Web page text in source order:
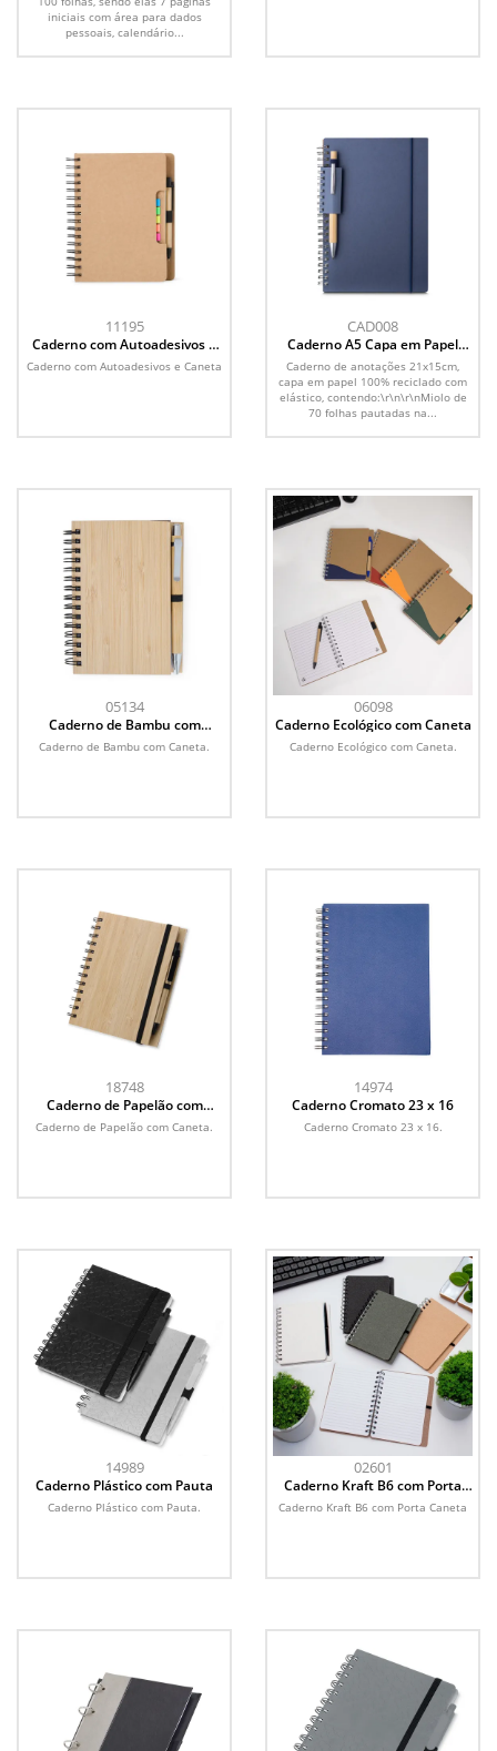
iniciais com área para dados
pessoais, calendário...
11195
Caderno com Autoadesivos e
Caneta
Caderno com Autoadesivos e Caneta
CAD008
Caderno A5 Capa em Papel
Reciclado
Caderno de anotações 21x15cm,
capa em papel 100% reciclado com
elástico, contendo:\r\n\r\nMiolo de
70 folhas pautadas na...
05134
Caderno de Bambu com
Caneta
Caderno de Bambu com Caneta.
06098
Caderno Ecológico com Caneta
Caderno Ecológico com Caneta.
18748
Caderno de Papelão com
Caneta
Caderno de Papelão com Caneta.
14974
Caderno Cromato 23 x 16
Caderno Cromato 23 x 16.
14989
Caderno Plástico com Pauta
Caderno Plástico com Pauta.
02601
Caderno Kraft B6 com Porta
Caneta
Caderno Kraft B6 com Porta Caneta